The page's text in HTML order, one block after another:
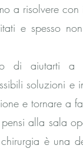
a risolvere con
e spesso
di aiutarti a
soluzioni e
e tornare a
alla sala
è una